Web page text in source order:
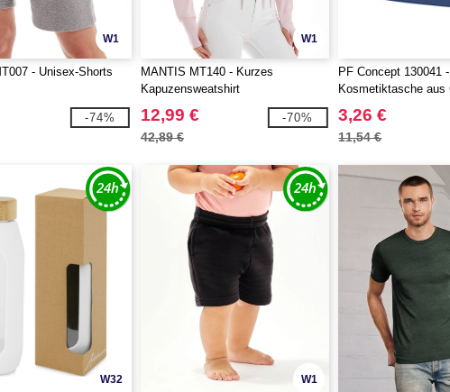
W1
- Unisex-Shorts
-74%
W1
MANTIS MT140 - Kurzes
Kapuzensweatshirt
12,99 €
42,89 €
-70%
PF Concept 130041
Kosmetiktasche aus
recyceltem Canvas
3,26 €
11,54 €
W32 W1